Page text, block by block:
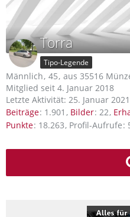
Torra
Tipo-Legende
Männlich 45 aus 35516
Mitglied seit 4. Januar 2018
Letzte Aktivität: 25. Januar 2021
Beiträge 1.901 Bilder 22
Punkte 18.263 Profil-Aufrufe